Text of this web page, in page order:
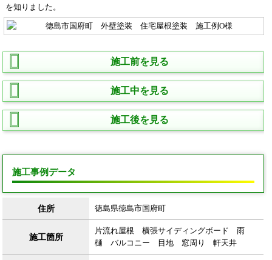
を知りました。
施工前を見る
施工中を見る
施工後を見る
施工事例データ
住所 徳島県徳島市国府町
施工箇所
片流れ屋根 横張サイディングボード 雨
樋 バルコニー 目地 窓周り 軒天井